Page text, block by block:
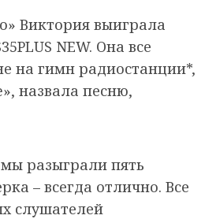
Виктория выиграла
NEW. Она все
на гимн радиостанции*,
назвала песню,
разыграли пять
– всегда отлично. Все
слушателей